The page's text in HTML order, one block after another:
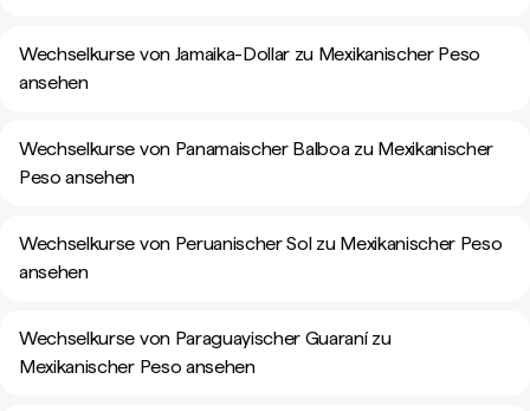
Wechselkurse von Jamaika-Dollar zu Mexikanischer Peso
ansehen
Wechselkurse von Panamaischer Balboa zu Mexikanischer
Peso ansehen
Wechselkurse von Peruanischer Sol zu Mexikanischer Peso
ansehen
Wechselkurse von Paraguayischer Guaraní zu
Mexikanischer Peso ansehen